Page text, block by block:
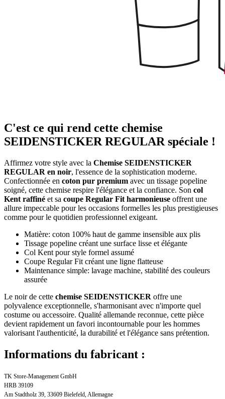
C'est ce qui rend cette chemise
SEIDENSTICKER REGULAR spéciale !
Affirmez votre style avec la Chemise SEIDENSTICKER
REGULAR en noir, l'essence de la sophistication moderne.
Confectionnée en coton pur premium avec un tissage popeline
soigné, cette chemise respire l'élégance et la confiance. Son col
Kent raffiné et sa coupe Regular Fit harmonieuse offrent une
allure impeccable pour les occasions formelles les plus prestigieuses
comme pour le quotidien professionnel exigeant.
Matière: coton 100% haut de gamme insensible aux plis
Tissage popeline créant une surface lisse et élégante
Col Kent pour style formel assumé
Coupe Regular Fit créant une ligne flatteuse
Maintenance simple: lavage machine, stabilité des couleurs
assurée
Le noir de cette chemise SEIDENSTICKER offre une
polyvalence exceptionnelle, s'harmonisant avec n'importe quel
costume ou accessoire. Qualité allemande reconnue, cette pièce
devient rapidement un favori incontournable pour les hommes
valorisant l'authenticité, la durabilité et l'élégance sans prétention.
Informations du fabricant :
TK Store-Management GmbH
HRB 39109
Am Stadtholz 39, 33609 Bielefeld, Allemagne